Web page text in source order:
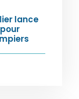
lance